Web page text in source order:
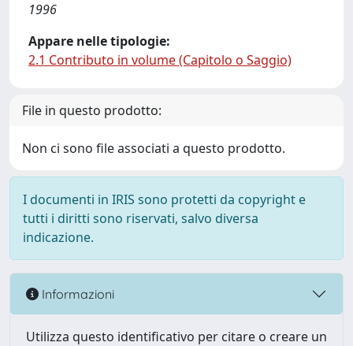
1996
Appare nelle tipologie:
2.1 Contributo in volume (Capitolo o Saggio)
File in questo prodotto:
Non ci sono file associati a questo prodotto.
I documenti in IRIS sono protetti da copyright e
tutti i diritti sono riservati, salvo diversa
indicazione.
Informazioni
Utilizza questo identificativo per citare o creare un